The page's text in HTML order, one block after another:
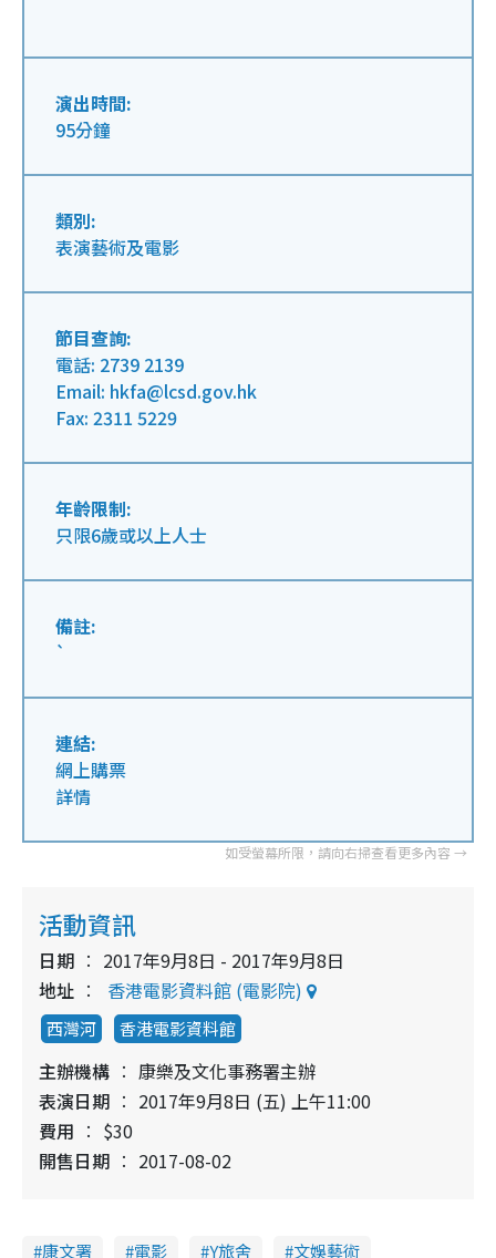
演出時間:
95分鐘
類別:
表演藝術及電影
節目查詢:
電話: 2739 2139
Email: hkfa@lcsd.gov.hk
Fax: 2311 5229
年齡限制:
只限6歲或以上人士
備註:
`
連結:
網上購票
詳情
活動資訊
日期
2017年9月8日 - 2017年9月8日
地址
香港電影資料館 (電影院)
西灣河 香港電影資料館
主辦機構
康樂及文化事務署主辦
表演日期
2017年9月8日 (五) 上午11:00
費用
$30
開售日期
2017-08-02
康文署 電影 Y旅舍 文娛藝術